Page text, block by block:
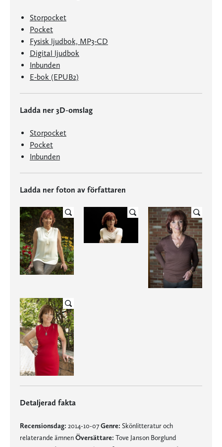
Storpocket
Pocket
Fysisk ljudbok, MP3-CD
Digital ljudbok
Inbunden
E-bok (EPUB2)
Ladda ner 3D-omslag
Storpocket
Pocket
Inbunden
Ladda ner foton av författaren
Detaljerad fakta
Recensionsdag: 2014-10-07Genre: Skönlitteratur och
relaterande ämnenÖversättare: Tove Janson Borglund